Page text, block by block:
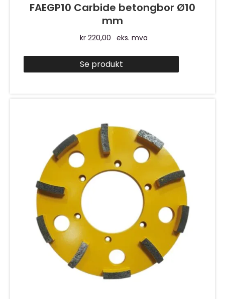
FAEGP10 Carbide betongbor Ø10
mm
kr220,00 eks. mva
Se produkt